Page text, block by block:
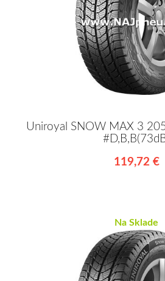
Uniroyal SNOW MAX 3
119,72 €
Na Sklade